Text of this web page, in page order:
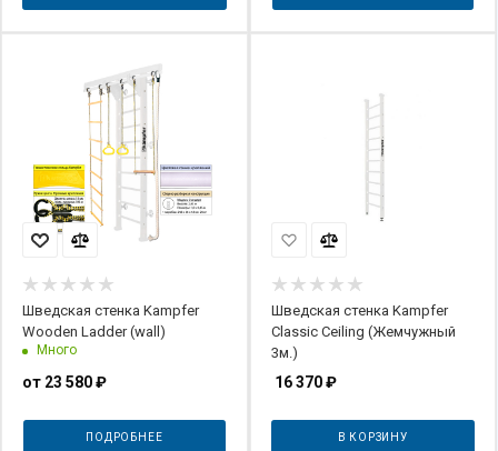
Шведская стенка Kampfer
Wooden Ladder (wall)
Много
от 23 580 ₽
ПОДРОБНЕЕ
Шведская стенка Kampfer
Classic Ceiling (Жемчужный
3м.)
16 370₽
В КОРЗИНУ